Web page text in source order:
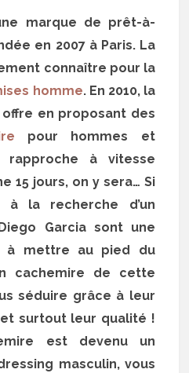
marque de prêt-à-
en 2007 à Paris. La
connaître pour la
homme. En 2010, la
en proposant des
pour hommes et
à vitesse
15 jours, on y sera… Si
la recherche d’un
Garcia sont une
à mettre au pied du
cachemire de cette
séduire grâce à leur
surtout leur qualité !
est devenu un
masculin, vous